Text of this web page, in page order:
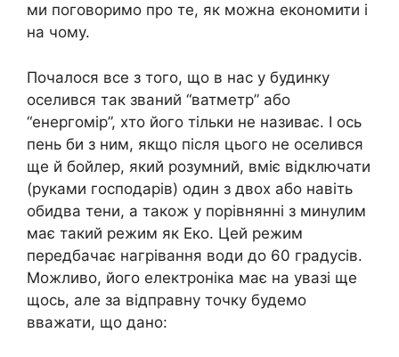
ми поговоримо про те, як можна економити і
на чому.
Почалося все з того, що в нас у будинку
оселився так званий “ватметр” або
“енергомір”, хто його тільки не називає. І ось
пень би з ним, якщо після цього не оселився
ще й бойлер, який розумний, вміє відключати
(руками господарів) один з двох або навіть
обидва тени, а також у порівнянні з минулим
має такий режим як Еко. Цей режим
передбачає нагрівання води до 60 градусів.
Можливо, його електроніка має на увазі ще
щось, але за відправну точку будемо
вважати, що дано: